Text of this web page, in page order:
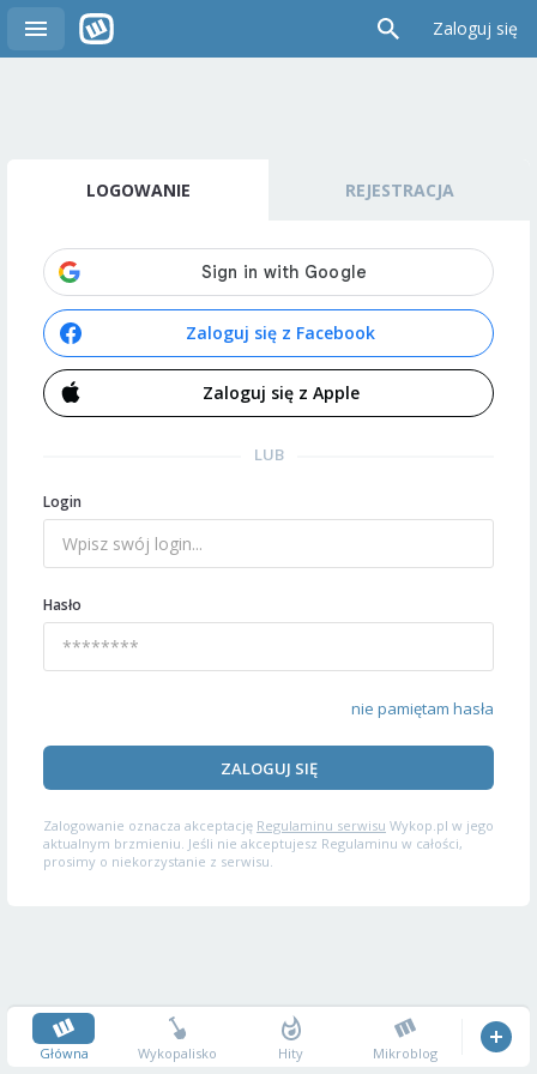
Zaloguj się
LOGOWANIE REJESTRACJA
Zaloguj się z Facebook
Zaloguj się z Apple
LUB
Login
Hasło
nie pamiętam hasła
ZALOGUJ SIĘ
Zalogowanie oznacza akceptację Regulaminu serwisu Wykop.pl w jego
aktualnym brzmieniu. Jeśli nie akceptujesz Regulaminu w całości,
prosimy o niekorzystanie z serwisu.
Główna Wykopalisko Hity Mikroblog